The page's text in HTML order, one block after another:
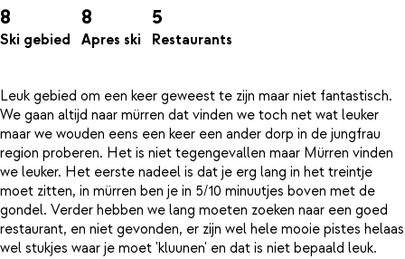
8
Ski gebied
8
Apres ski
5
Restaurants
Leuk gebied om een keer geweest te zijn maar niet fantastisch.
We gaan altijd naar mürren dat vinden we toch net wat leuker
maar we wouden eens een keer een ander dorp in de jungfrau
region proberen. Het is niet tegengevallen maar Mürren vinden
we leuker. Het eerste nadeel is dat je erg lang in het treintje
moet zitten, in mürren ben je in 5/10 minuutjes boven met de
gondel. Verder hebben we lang moeten zoeken naar een goed
restaurant, en niet gevonden, er zijn wel hele mooie pistes helaas
wel stukjes waar je moet 'kluunen' en dat is niet bepaald leuk.